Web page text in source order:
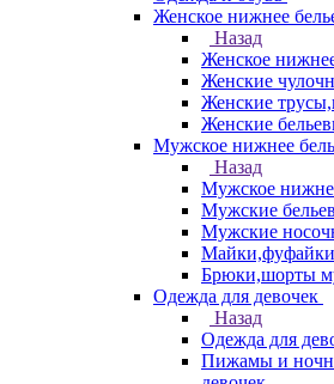
Женское нижнее
Назад
Женское
Женские
Женские
Женские
Мужское нижнее
Назад
Мужское
Мужские
Мужские
Майки,фуфайки
Брюки,шорты
Одежда для девочек
Назад
Одежда для
Пижамы и